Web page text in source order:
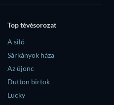
Top tévésorozat
A siló
Sárkányok háza
Az újonc
Dutton birtok
Lucky